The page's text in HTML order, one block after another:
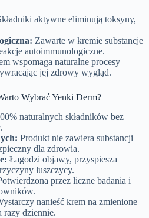
aktywne eliminują toksyny,
Zawarte w kremie substancje
autoimmunologiczne.
wspomaga naturalne procesy
jej zdrowy wygląd.
Wybrać Yenki Derm?
naturalnych składników bez
Produkt nie zawiera substancji
dla zdrowia.
Łagodzi objawy, przyspiesza
łuszczycy.
przez liczne badania i
nanieść krem na zmienione
razy dziennie.